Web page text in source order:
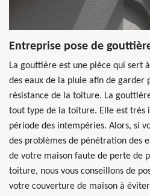
Entreprise pose de
La gouttière est une pièce qui sert
des eaux de la pluie afin de garder
résistance de la toiture. La
tout type de la toiture. Elle est très
période des intempéries. Alors, si
des problèmes de pénétration des
de votre maison faute de perte de
toiture, nous vous conseillons de
votre couverture de maison à